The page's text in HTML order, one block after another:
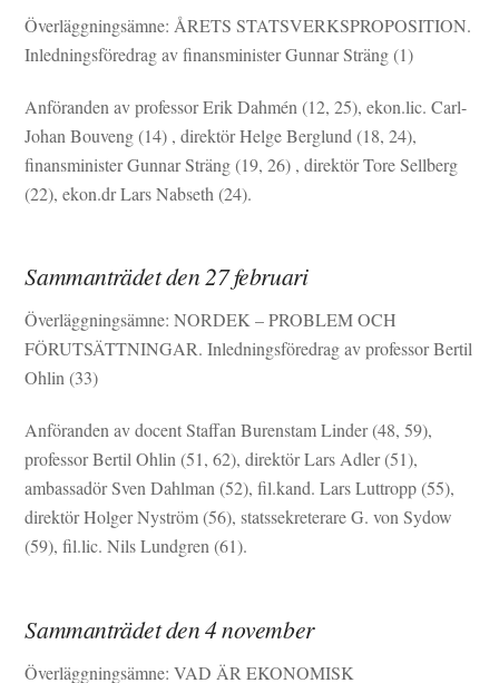
Överläggningsämne: ÅRETS STATSVERKSPROPOSITION.
Inledningsföredrag av finansminister Gunnar Sträng (1)
Anföranden av professor Erik Dahmén (12, 25), ekon.lic. Carl-
Johan Bouveng (14) , direktör Helge Berglund (18, 24),
finansminister Gunnar Sträng (19, 26) , direktör Tore Sellberg
(22), ekon.dr Lars Nabseth (24).
Sammanträdet den 27 februari
Överläggningsämne: NORDEK – PROBLEM OCH
FÖRUTSÄTTNINGAR. Inledningsföredrag av professor Bertil
Ohlin (33)
Anföranden av docent Staffan Burenstam Linder (48, 59),
professor Bertil Ohlin (51, 62), direktör Lars Adler (51),
ambassadör Sven Dahlman (52), fil.kand. Lars Luttropp (55),
direktör Holger Nyström (56), statssekreterare G. von Sydow
(59), fil.lic. Nils Lundgren (61).
Sammanträdet den 4 november
Överläggningsämne: VAD ÄR EKONOMISK